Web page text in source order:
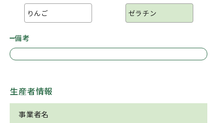
りんご ゼラチン
備考
生産者情報
事業者名